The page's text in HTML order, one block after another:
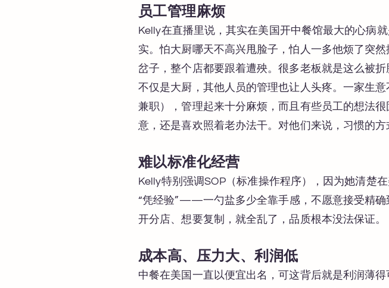
员工管理麻烦
Kelly在直播里说，其实在美国开中餐馆最大的心
实。怕大厨哪天不高兴甩脸子，怕人一多他烦了突
岔子，整个店都要跟着遭殃。很多老板就是这么被折
不仅是大厨，其他人员的管理也让人头疼。一家生
兼职），管理起来十分麻烦，而且有些员工的想法
意，还是喜欢照着老办法干。对他们来说，习惯的
难以标准化经营
Kelly特别强调SOP（标准操作程序），因为她清楚
“凭经验”——一勺盐多少全靠手感，不愿意接受精确
开分店、想要复制，就全乱了，品质根本没法保证。
成本高、压力大、利润低
中餐在美国一直以便宜出名，可这背后就是利润薄